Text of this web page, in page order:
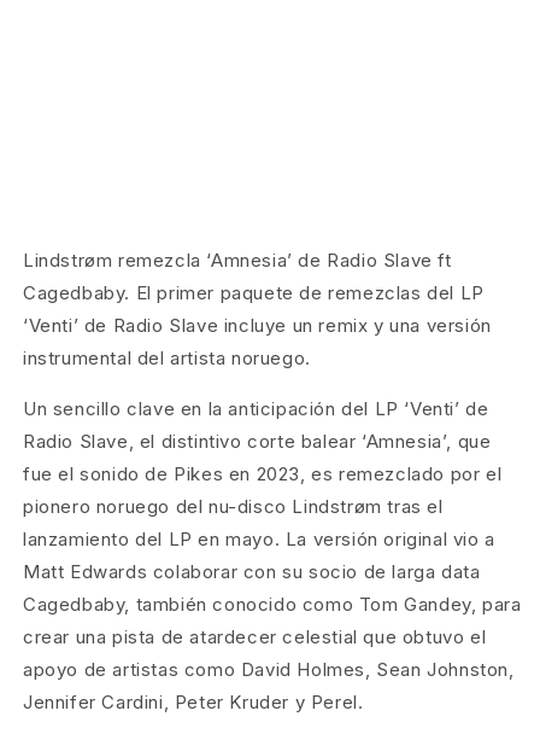
Lindstrøm remezcla ‘Amnesia’ de Radio Slave ft
Cagedbaby. El primer paquete de remezclas del LP
‘Venti’ de Radio Slave incluye un remix y una versión
instrumental del artista noruego.
Un sencillo clave en la anticipación del LP ‘Venti’ de
Radio Slave, el distintivo corte balear ‘Amnesia’, que
fue el sonido de Pikes en 2023, es remezclado por el
pionero noruego del nu-disco Lindstrøm tras el
lanzamiento del LP en mayo. La versión original vio a
Matt Edwards colaborar con su socio de larga data
Cagedbaby, también conocido como Tom Gandey, para
crear una pista de atardecer celestial que obtuvo el
apoyo de artistas como David Holmes, Sean Johnston,
Jennifer Cardini, Peter Kruder y Perel.